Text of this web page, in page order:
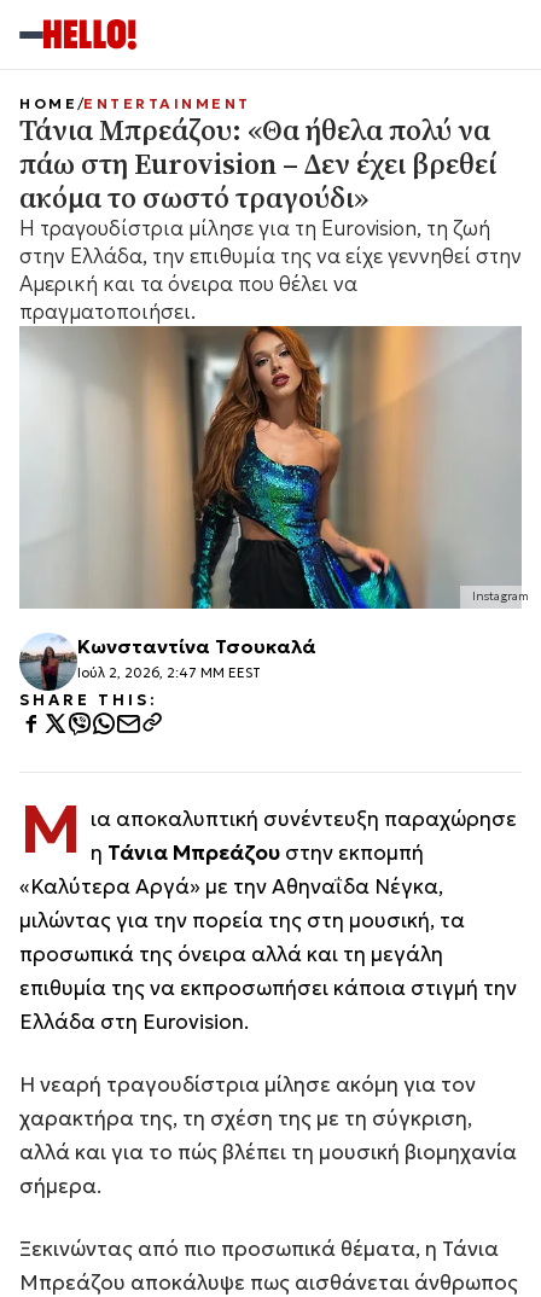
Instagram
HOME ENTERTAINMENT
Τάνια Μπρεάζου: «Θα ήθελα πολύ να
πάω στη Eurovision – Δεν έχει βρεθεί
ακόμα το σωστό τραγούδι»
Η τραγουδίστρια μίλησε για τη Eurovision, τη ζωή
στην Ελλάδα, την επιθυμία της να είχε γεννηθεί στην
Αμερική και τα όνειρα που θέλει να
πραγματοποιήσει.
Κωνσταντίνα Τσουκαλά
Ιούλ 2, 2026, 2:47 ΜΜ EEST
SHARE THIS:
Μ ια αποκαλυπτική συνέντευξη παραχώρησε
η Τάνια Μπρεάζου στην εκπομπή
«Καλύτερα Αργά» με την Αθηναΐδα Νέγκα,
μιλώντας για την πορεία της στη μουσική, τα
προσωπικά της όνειρα αλλά και τη μεγάλη
επιθυμία της να εκπροσωπήσει κάποια στιγμή την
Ελλάδα στη Eurovision.
Η νεαρή τραγουδίστρια μίλησε ακόμη για τον
χαρακτήρα της, τη σχέση της με τη σύγκριση,
αλλά και για το πώς βλέπει τη μουσική βιομηχανία
σήμερα.
Ξεκινώντας από πιο προσωπικά θέματα, η Τάνια
Μπρεάζου αποκάλυψε πως αισθάνεται άνθρωπος